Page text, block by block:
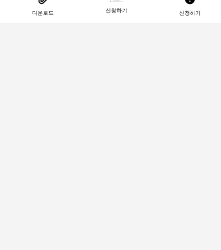
다운로드 신청하기 신청하기